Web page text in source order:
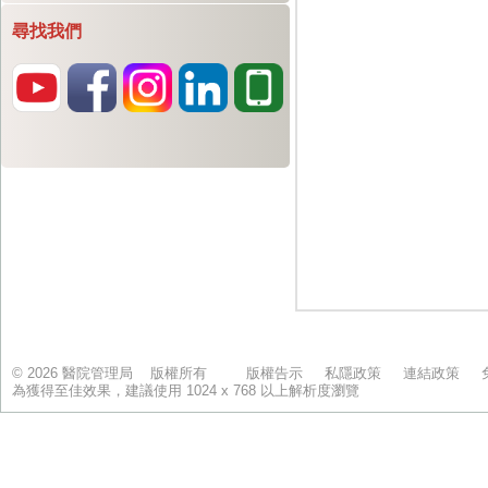
尋找我們
© 2026 醫院管理局 版權所有 版權告示 私隱政策 連結政策
為獲得至佳效果，建議使用 1024 x 768 以上解析度瀏覽